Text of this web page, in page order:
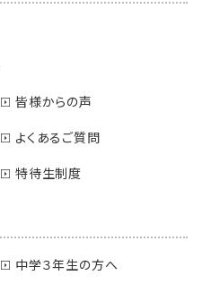
皆様からの声
よくあるご質問
特待生制度
中学３年生の方へ